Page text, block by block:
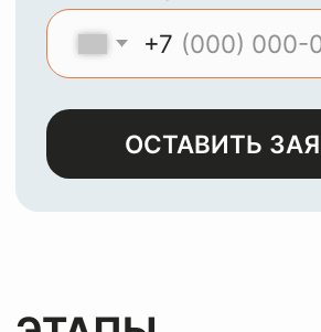
МЫЧИСТИМ И
ВОССТАНАВЛИВАЕМ
ЛЮБЫЕ ИЗДЕЛИЯ ИЗ
КОЖИ, ЗАМШИ,
ЛАКА И НУБУКА